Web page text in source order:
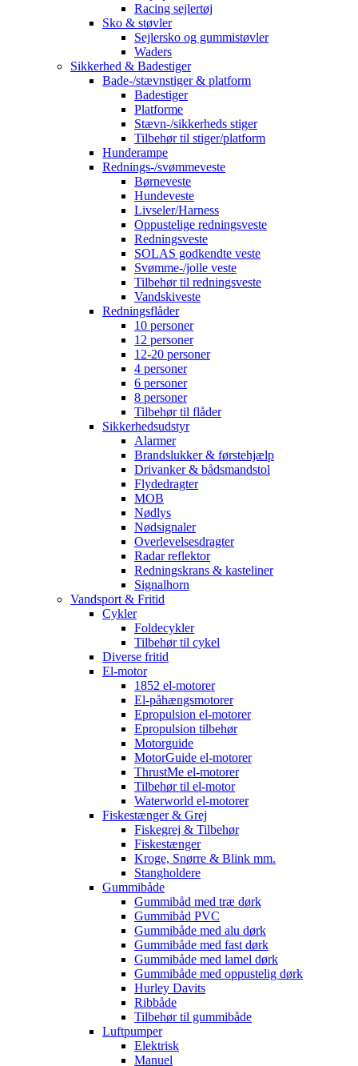
Racing sejlertøj
Sko & støvler
Sejlersko og gummistøvler
Waders
Sikkerhed & Badestiger
Bade-/stævnstiger & platform
Badestiger
Platforme
Stævn-/sikkerheds stiger
Tilbehør til stiger/platform
Hunderampe
Rednings-/svømmeveste
Børneveste
Hundeveste
Livseler/Harness
Oppustelige redningsveste
Redningsveste
SOLAS godkendte veste
Svømme-/jolle veste
Tilbehør til redningsveste
Vandskiveste
Redningsflåder
10 personer
12 personer
12-20 personer
4 personer
6 personer
8 personer
Tilbehør til flåder
Sikkerhedsudstyr
Alarmer
Brandslukker & førstehjælp
Drivanker & bådsmandstol
Flydedragter
MOB
Nødlys
Nødsignaler
Overlevelsesdragter
Radar reflektor
Redningskrans & kasteliner
Signalhorn
Vandsport & Fritid
Cykler
Foldecykler
Tilbehør til cykel
Diverse fritid
El-motor
1852 el-motorer
El-påhængsmotorer
Epropulsion el-motorer
Epropulsion tilbehør
Motorguide
MotorGuide el-motorer
ThrustMe el-motorer
Tilbehør til el-motor
Waterworld el-motorer
Fiskestænger & Grej
Fiskegrej & Tilbehør
Fiskestænger
Kroge, Snørre & Blink mm.
Stangholdere
Gummibåde
Gummibåd med træ dørk
Gummibåd PVC
Gummibåde med alu dørk
Gummibåde med fast dørk
Gummibåde med lamel dørk
Gummibåde med oppustelig dørk
Hurley Davits
Ribbåde
Tilbehør til gummibåde
Luftpumper
Elektrisk
Manuel